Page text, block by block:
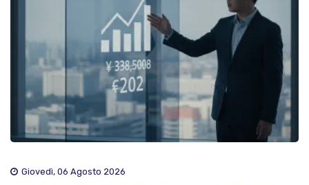
Giovedì, 06 Agosto 2026